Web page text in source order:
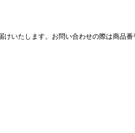
いたします。お問い合わせの際は商品番